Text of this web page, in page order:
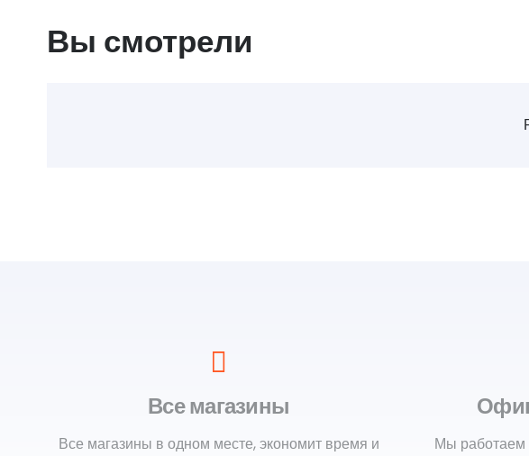
Вы смотрели
Все магазины
Все магазины в одном месте, экономит время и
Мы работаем